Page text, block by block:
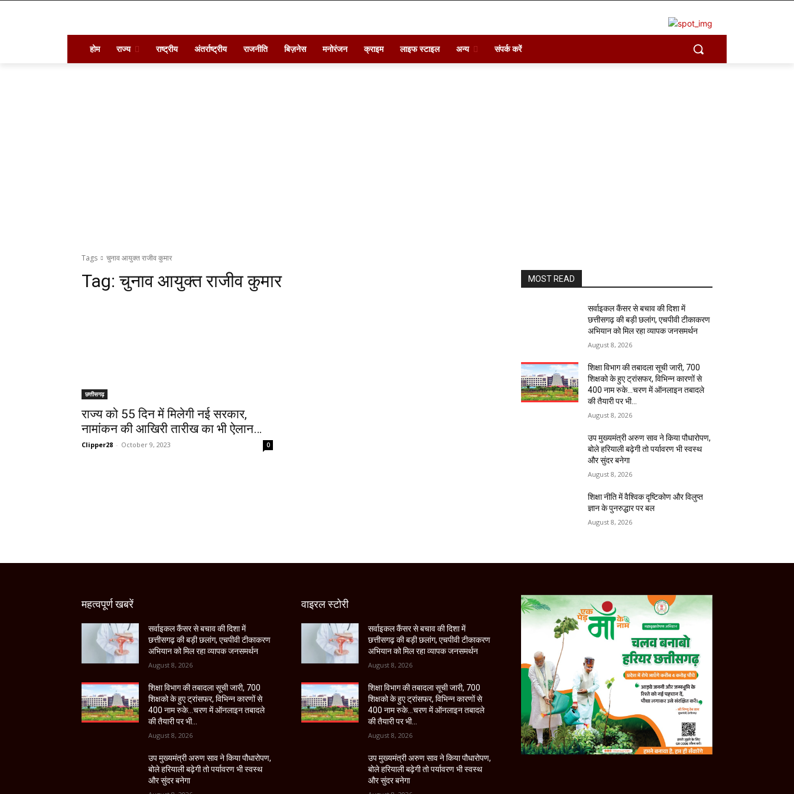
होम राज्य राष्ट्रीय अंतर्राष्ट्रीय राजनीति बिज़नेस मनोरंजन क्राइम लाइफ स्टाइल अन्य संपर्क करें
Tags चुनाव आयुक्त राजीव कुमार
Tag:चुनाव आयुक्त राजीव कुमार
छत्तीसगढ़
राज्य को 55 दिन में मिलेगी नई सरकार,
नामांकन की आखिरी तारीख का भी ऐलान…
Clipper28 - October 9, 2023 0
MOST READ
सर्वाइकल कैंसर से बचाव की दिशा में
छत्तीसगढ़ की बड़ी छलांग, एचपीवी टीकाकरण
अभियान को मिल रहा व्यापक जनसमर्थन
August 8, 2026
शिक्षा विभाग की तबादला सूची जारी, 700
शिक्षको के हुए ट्रांसफर, विभिन्न कारणों से
400 नाम रुके…चरण में ऑनलाइन तबादले
की तैयारी पर भी...
August 8, 2026
उप मुख्यमंत्री अरुण साव ने किया पौधारोपण,
बोले हरियाली बढ़ेगी तो पर्यावरण भी स्वस्थ
और सुंदर बनेगा
August 8, 2026
शिक्षा नीति में वैश्विक दृष्टिकोण और विलुप्त
ज्ञान के पुनरुद्धार पर बल
August 8, 2026
महत्वपूर्ण खबरें
सर्वाइकल कैंसर से बचाव की दिशा में
छत्तीसगढ़ की बड़ी छलांग, एचपीवी टीकाकरण
अभियान को मिल रहा व्यापक जनसमर्थन
August 8, 2026
शिक्षा विभाग की तबादला सूची जारी, 700
शिक्षको के हुए ट्रांसफर, विभिन्न कारणों से
400 नाम रुके…चरण में ऑनलाइन तबादले
की तैयारी पर भी...
August 8, 2026
उप मुख्यमंत्री अरुण साव ने किया पौधारोपण,
बोले हरियाली बढ़ेगी तो पर्यावरण भी स्वस्थ
और सुंदर बनेगा
वाइरल स्टोरी
सर्वाइकल कैंसर से बचाव की दिशा में
छत्तीसगढ़ की बड़ी छलांग, एचपीवी टीकाकरण
अभियान को मिल रहा व्यापक जनसमर्थन
August 8, 2026
शिक्षा विभाग की तबादला सूची जारी, 700
शिक्षको के हुए ट्रांसफर, विभिन्न कारणों से
400 नाम रुके…चरण में ऑनलाइन तबादले
की तैयारी पर भी...
August 8, 2026
उप मुख्यमंत्री अरुण साव ने किया पौधारोपण,
बोले हरियाली बढ़ेगी तो पर्यावरण भी स्वस्थ
और सुंदर बनेगा